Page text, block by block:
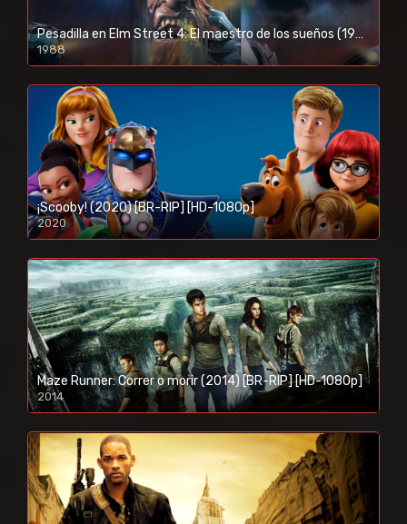
Pesadilla en Elm Street 4: El maestro de los sueños (1988) [BR-RIP] [HD-1080p]
1988
¡Scooby! (2020) [BR-RIP] [HD-1080p]
2020
1080p/720p
Maze Runner: Correr o morir (2014) [BR-RIP] [HD-1080p]
2014
1080p/720p